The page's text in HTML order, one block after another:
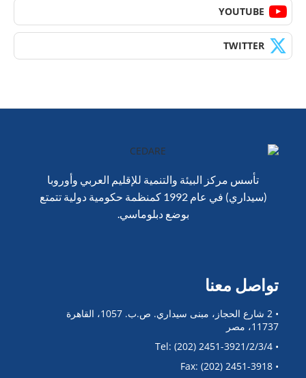
YOUTUBE
TWITTER
تأسس مركز البيئة والتنمية للإقليم العربي وأوروبا
(سيداري) في عام 1992 كمنظمة حكومية دولية تتمتع
بوضع دبلوماسي.
تواصل معنا
• 2 شارع الحجاز، مبنى سيداري. ص.ب. 1057، القاهرة
11737، مصر
• Tel: (202) 2451-3921/2/3/4
• Fax: (202) 2451-3918